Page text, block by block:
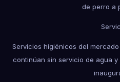
de perro a
Servicios higiénicos del
continúan sin servicio de agua